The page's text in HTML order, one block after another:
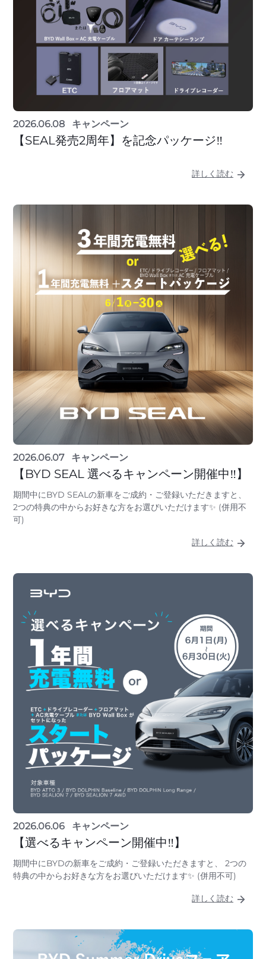
2026.06.08 キャンペーン
【SEAL発売2周年】を記念パッケージ‼
詳しく読む
2026.06.07 キャンペーン
【BYD SEAL 選べるキャンペーン開催中‼】
期間中にBYD SEALの新車をご成約・ご登録いただきますと、
2つの特典の中からお好きな方をお選びいただけます✨ (併用不
可)
詳しく読む
2026.06.06 キャンペーン
【選べるキャンペーン開催中‼】
期間中にBYDの新車をご成約・ご登録いただきますと、 2つの
特典の中からお好きな方をお選びいただけます✨ (併用不可)
詳しく読む